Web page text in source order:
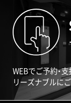
WEBでご予約・
リーズナブルに